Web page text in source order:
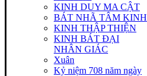
KINH DUY MA CẬT
BÁT NHÃ TÂM KINH
KINH THẬP THIỆN
KINH BÁT ĐẠI
NHÂN GIÁC
Xuân
Kỷ niệm 708 năm ngày